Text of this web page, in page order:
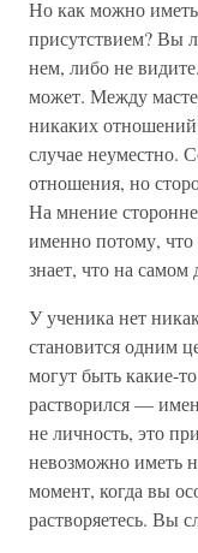
Но как можно
присутствием? Вы
нем, либо не
может. Между
никаких
случае неуместно.
отношения, но
На мнение
именно потому,
знает, что на самом
У ученика нет
становится одним
могут быть какие-
растворился —
не личность, это
невозможно иметь
момент, когда вы
растворяетесь. Вы